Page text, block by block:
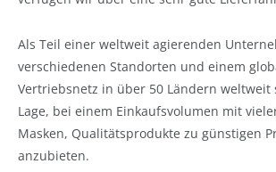
Als Teil einer weltweit agierenden
verschiedenen Standorten und einem
Vertriebsnetz in über 50 Ländern
Lage, bei einem Einkaufsvolumen mit
Masken, Qualitätsprodukte zu günstigen
anzubieten.